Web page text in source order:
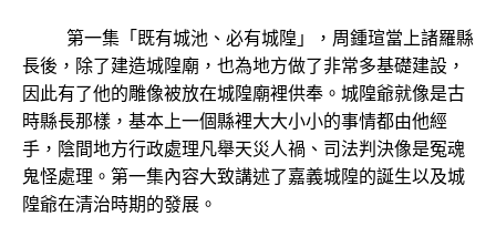
長後，除了建造城隍廟，也為地方做了非常多基礎建設，
因此有了他的雕像被放在城隍廟裡供奉。城隍爺就像是古
時縣長那樣，基本上一個縣裡大大小小的事情都由他經
手，陰間地方行政處理凡舉天災人禍、司法判決像是冤魂
鬼怪處理。第一集內容大致講述了嘉義城隍的誕生以及城
隍爺在清治時期的發展。